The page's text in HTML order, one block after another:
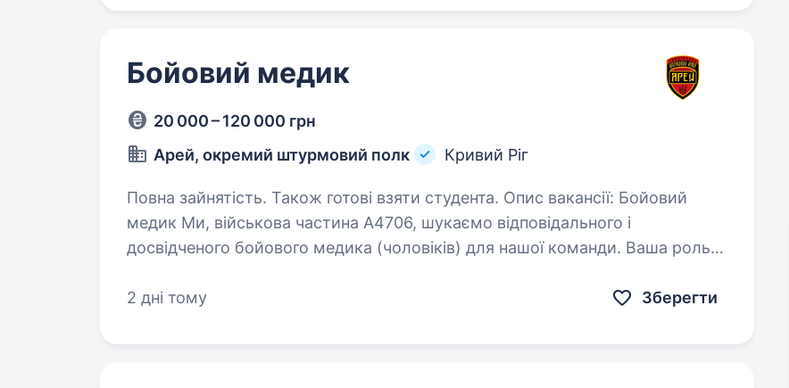
Бойовий медик
20 000 – 120 000 грн
Арей, окремий штурмовий полк
Кривий Ріг
Повна зайнятість. Також готові взяти студента. Опис вакансії: Бойовий
медик Ми, військова частина А4706, шукаємо відповідального і
досвідченого бойового медика (чоловіків) для нашої команди. Ваша роль
2 дні тому
Зберегти